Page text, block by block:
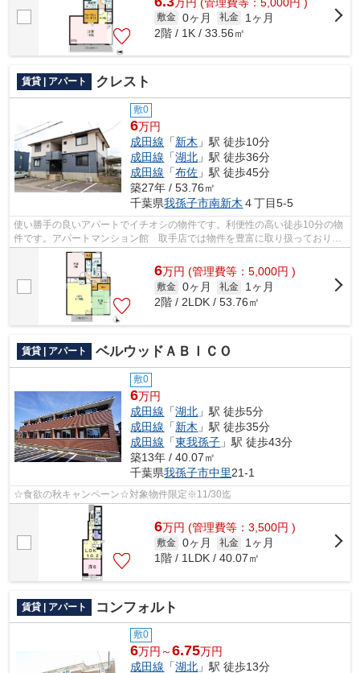
敷金 0ヶ月 礼金
1ヶ月
2階 / 1K / 33.56㎡
賃貸 | アパート クレスト
敷0
6万円
成田線 「新木 」駅 徒歩10分
成田線 「湖北 」駅 徒歩36分
成田線 「布佐 」駅 徒歩45分
築27年 / 53.76㎡
千葉県我孫子市南新木 ４丁目5-5
使い勝手の良いアパートでイチオシの物件です。利便性の高い徒歩10分の物
件です。アパートマンション館 取手店では物件を豊富に取り扱っておりま
す。詳細は0297-72-1181からご確認く...
6万円 (管理費等：5,000円 )
敷金 0ヶ月 礼金
1ヶ月
2階 / 2LDK / 53.76㎡
賃貸 | アパート ベルウッドＡＢＩＣＯ
敷0
6万円
成田線 「湖北 」駅 徒歩5分
成田線 「新木 」駅 徒歩35分
成田線 「東我孫子 」駅 徒歩43分
築13年 / 40.07㎡
千葉県我孫子市中里21-1
☆食欲の秋キャンペーン☆対象物件限定※11/30迄
6万円 (管理費等：3,500円 )
敷金 0ヶ月 礼金
1ヶ月
1階 / 1LDK / 40.07㎡
賃貸 | アパート コンフォルト
敷0
6万円～6.75万円
成田線 「湖北 」駅 徒歩13分